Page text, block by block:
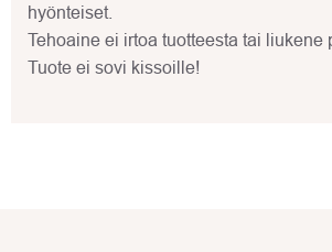
hyönteiset.
Tehoaine ei irtoa tuotteesta tai liukene
Tuote ei sovi kissoille!